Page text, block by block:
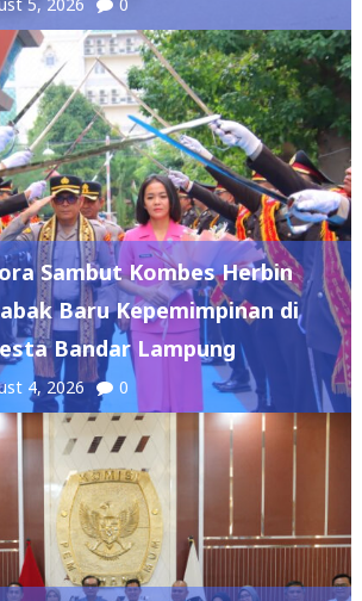
Sambut Kombes Herbin
Baru Kepemimpinan di
Bandar Lampung
4, 2026 0